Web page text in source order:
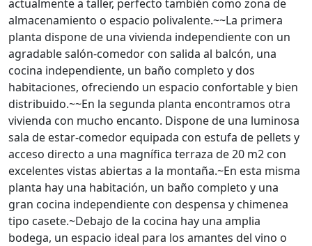
actualmente a taller, perfecto también como zona de
almacenamiento o espacio polivalente.~~La primera
planta dispone de una vivienda independiente con un
agradable salón-comedor con salida al balcón, una
cocina independiente, un baño completo y dos
habitaciones, ofreciendo un espacio confortable y bien
distribuido.~~En la segunda planta encontramos otra
vivienda con mucho encanto. Dispone de una luminosa
sala de estar-comedor equipada con estufa de pellets y
acceso directo a una magnífica terraza de 20 m2 con
excelentes vistas abiertas a la montaña.~En esta misma
planta hay una habitación, un baño completo y una
gran cocina independiente con despensa y chimenea
tipo casete.~Debajo de la cocina hay una amplia
bodega, un espacio ideal para los amantes del vino o